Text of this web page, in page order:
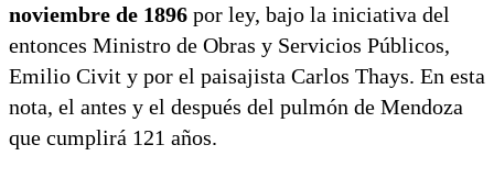
noviembre de 1896 por ley, bajo la iniciativa del
entonces Ministro de Obras y Servicios Públicos,
Emilio Civit y por el paisajista Carlos Thays. En esta
nota, el antes y el después del pulmón de Mendoza
que cumplirá 121 años.